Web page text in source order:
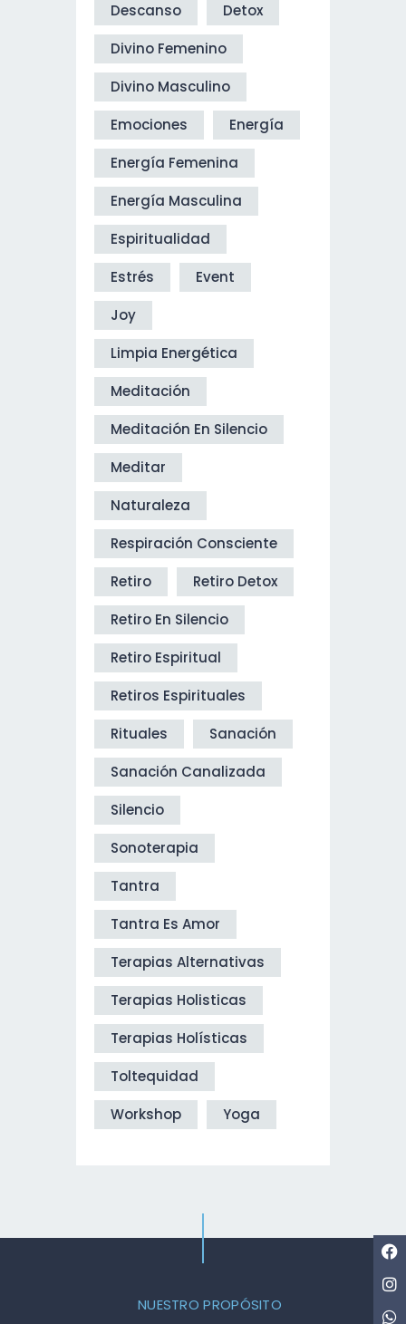
Descanso
Detox
Divino Femenino
Divino Masculino
Emociones
Energía
Energía Femenina
Energía Masculina
Espiritualidad
Estrés
Event
Joy
Limpia Energética
Meditación
Meditación En Silencio
Meditar
Naturaleza
Respiración Consciente
Retiro
Retiro Detox
Retiro En Silencio
Retiro Espiritual
Retiros Espirituales
Rituales
Sanación
Sanación Canalizada
Silencio
Sonoterapia
Tantra
Tantra Es Amor
Terapias Alternativas
Terapias Holisticas
Terapias Holísticas
Toltequidad
Workshop
Yoga
NUESTRO PROPÓSITO